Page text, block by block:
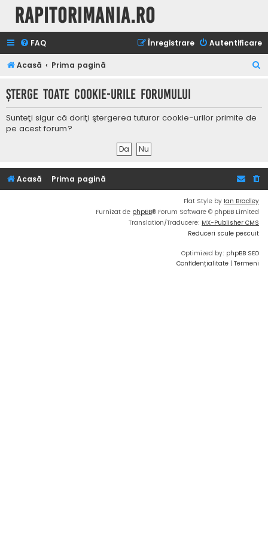
Rapitorimania.ro
FAQ Autentificare
Înregistrare
Acasă Prima pagină
t
Şterge toate cookie-urile forumului
Sunteţi sigur că doriţi ştergerea tuturor cookie-urilor primite de
pe acest forum?
Acasă Prima pagină
Flat Style by Ian Bradley
Furnizat de phpBB® Forum Software © phpBB Limited
Translation/Traducere: MX-Publisher CMS
Reduceri scule pescuit
Optimized by: phpBB SEO
Confidențialitate | Termeni